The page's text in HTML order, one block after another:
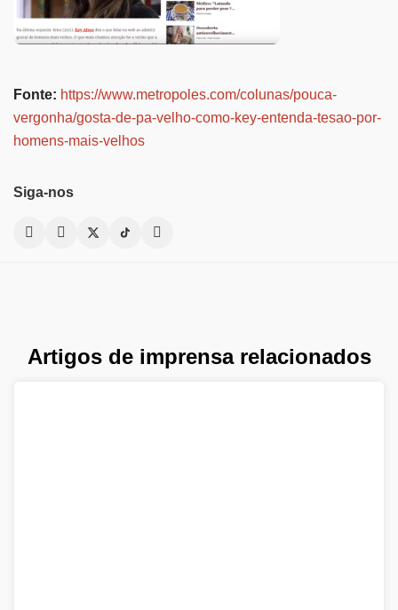
Fonte: https://www.metropoles.com/colunas/pouca-
vergonha/gosta-de-pa-velho-como-key-entenda-tesao-por-
homens-mais-velhos
Siga-nos
Artigos de imprensa relacionados